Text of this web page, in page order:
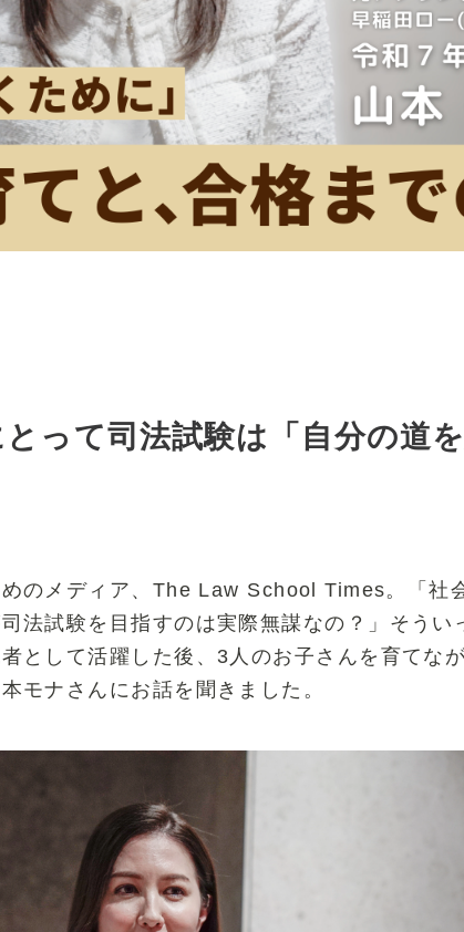
って司法試験は「自分の道
のメディア、The Law School Times。「社
法試験を目指すのは実際無謀なの？」そうい
として活躍した後、3人のお子さんを育てな
モナさんにお話を聞きました。